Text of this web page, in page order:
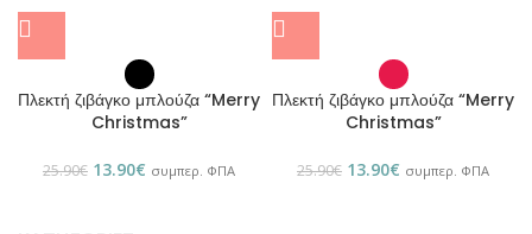
Πλεκτή ζιβάγκο μπλούζα “Merry
Christmas”
25.90€ 13.90€ συμπερ. ΦΠΑ
Πλεκτή ζιβάγκο μπλούζα “Merry
Christmas”
25.90€ 13.90€ συμπερ. ΦΠΑ